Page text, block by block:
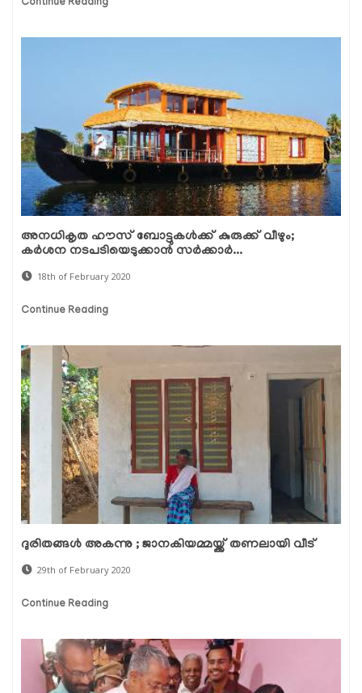
Continue Reading
അനധികൃത ഹൗസ് ബോട്ടുകള്‍ക്ക് കുരുക്ക് വീഴും;
കര്‍ശന നടപടിയെടുക്കാന്‍ സര്‍ക്കാര്‍...
18th of February 2020
Continue Reading
ദുരിതങ്ങള്‍ അകന്നു ; ജാനകിയമ്മയ്ക്ക് തണലായി വീട്
29th of February 2020
Continue Reading